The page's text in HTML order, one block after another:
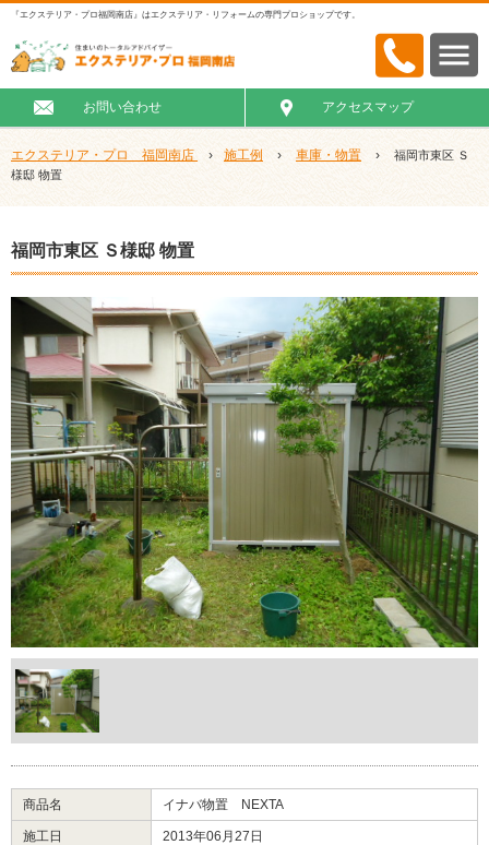
『エクステリア・プロ福岡南店』はエクステリア・リフォームの専門プロショップです。
お問い合わせ アクセスマップ
エクステリア・プロ 福岡南店 › 施工例 › 車庫・物置 ›
福岡市東区 Ｓ
様邸 物置
福岡市東区 Ｓ様邸 物置
商品名 イナバ物置 NEXTA
施工日 2013年06月27日